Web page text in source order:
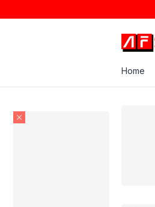
Home